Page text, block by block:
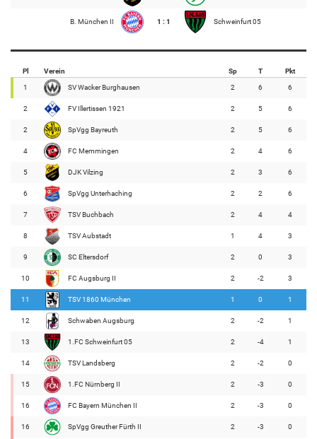
B. München II 1 : 1 Schweinfurt 05
Pl Verein Sp T Pkt
1 SV Wacker Burghausen 2 6 6
2 FV Illertissen 1921 2 5 6
2 SpVgg Bayreuth 2 5 6
4 FC Memmingen 2 4 6
5 DJK Vilzing 2 3 6
6 SpVgg Unterhaching 2 2 6
7 TSV Buchbach 2 4 4
8 TSV Aubstadt 1 4 3
9 SC Eltersdorf 2 0 3
10 FC Augsburg II 2 -2 3
11 TSV 1860 München 1 0 1
12 Schwaben Augsburg 2 -2 1
13 1.FC Schweinfurt 05 2 -4 1
14 TSV Landsberg 2 -2 0
15 1.FC Nürnberg II 2 -3 0
16 FC Bayern München II 2 -3 0
16 SpVgg Greuther Fürth II 2 -3 0